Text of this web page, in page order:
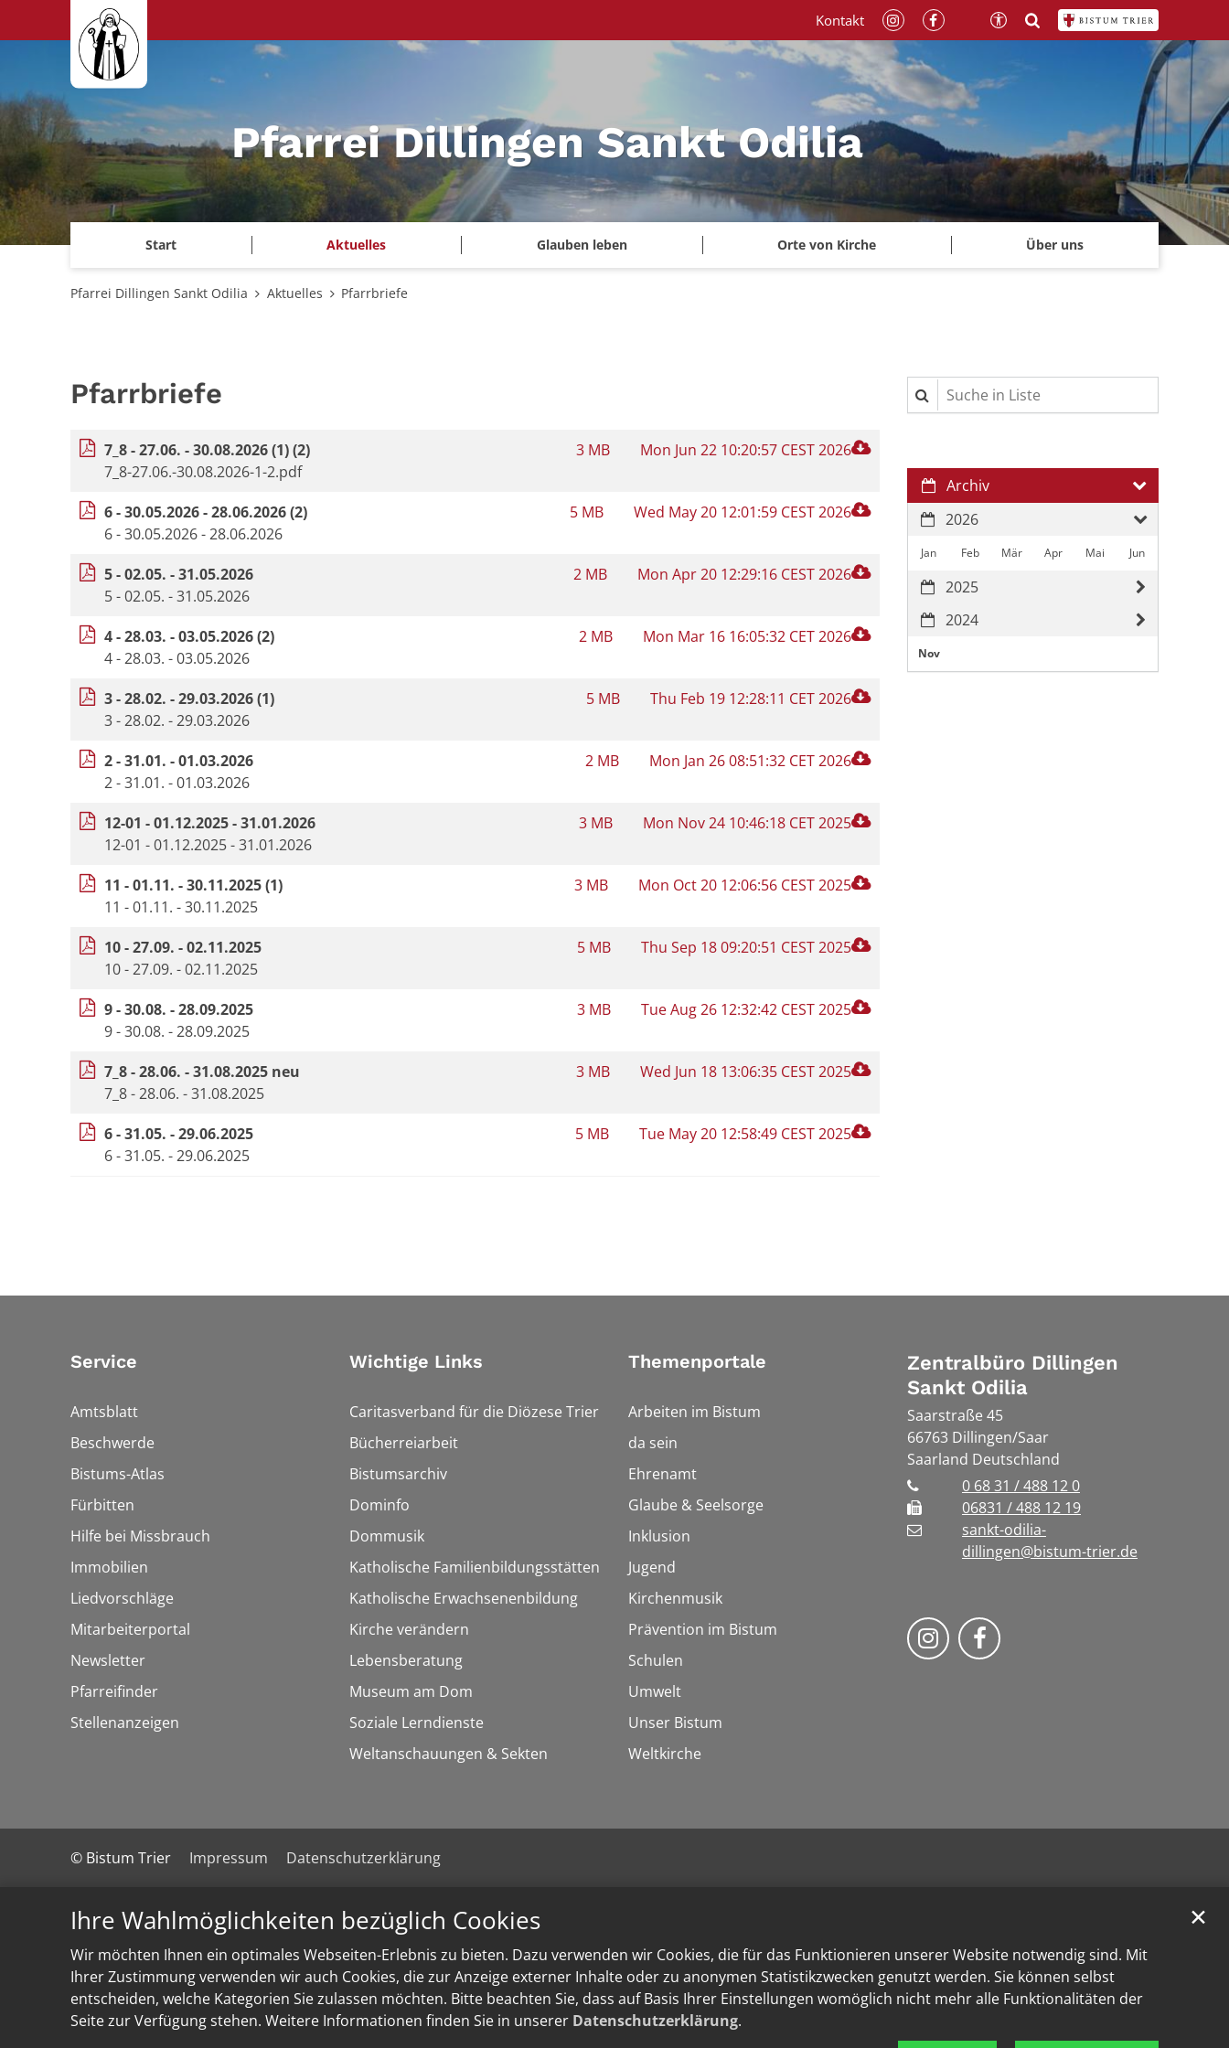
Ihre Wahlmöglichkeiten bezüglich Cookies
Wir möchten Ihnen ein optimales Webseiten-Erlebnis zu bieten. Dazu verwenden wir Cookies, die für das Funktionieren unserer Website notwendig sind. Mit
Ihrer Zustimmung verwenden wir auch Cookies, die zur Anzeige externer Inhalte oder zu anonymen Statistikzwecken genutzt werden. Sie können selbst
entscheiden, welche Kategorien Sie zulassen möchten. Bitte beachten Sie, dass auf Basis Ihrer Einstellungen womöglich nicht mehr alle Funktionalitäten der
Seite zur Verfügung stehen. Weitere Informationen finden Sie in unserer Datenschutzerklärung.
✕
Zum Inhalt springen
Pfarrei Dillingen Sankt Odilia
Start Aktuelles Glauben leben Orte von Kirche Über uns
Kontakt
Pfarrei Dillingen Sankt Odilia Aktuelles Pfarrbriefe
Pfarrbriefe
7_8 - 27.06. - 30.08.2026 (1) (2)
7_8-27.06.-30.08.2026-1-2.pdf
3 MB Mon Jun 22 10:20:57 CEST 2026
6 - 30.05.2026 - 28.06.2026 (2)
6 - 30.05.2026 - 28.06.2026
5 MB Wed May 20 12:01:59 CEST 2026
5 - 02.05. - 31.05.2026
5 - 02.05. - 31.05.2026
2 MB Mon Apr 20 12:29:16 CEST 2026
4 - 28.03. - 03.05.2026 (2)
4 - 28.03. - 03.05.2026
2 MB Mon Mar 16 16:05:32 CET 2026
3 - 28.02. - 29.03.2026 (1)
3 - 28.02. - 29.03.2026
5 MB Thu Feb 19 12:28:11 CET 2026
2 - 31.01. - 01.03.2026
2 - 31.01. - 01.03.2026
2 MB Mon Jan 26 08:51:32 CET 2026
12-01 - 01.12.2025 - 31.01.2026
12-01 - 01.12.2025 - 31.01.2026
3 MB Mon Nov 24 10:46:18 CET 2025
11 - 01.11. - 30.11.2025 (1)
11 - 01.11. - 30.11.2025
3 MB Mon Oct 20 12:06:56 CEST 2025
10 - 27.09. - 02.11.2025
10 - 27.09. - 02.11.2025
5 MB Thu Sep 18 09:20:51 CEST 2025
9 - 30.08. - 28.09.2025
9 - 30.08. - 28.09.2025
3 MB Tue Aug 26 12:32:42 CEST 2025
7_8 - 28.06. - 31.08.2025 neu
7_8 - 28.06. - 31.08.2025
3 MB Wed Jun 18 13:06:35 CEST 2025
6 - 31.05. - 29.06.2025
6 - 31.05. - 29.06.2025
5 MB Tue May 20 12:58:49 CEST 2025
Suche in Liste
Archiv
2026
Jan Feb Mär Apr Mai Jun
2025
2024
Nov
Service
Amtsblatt
Beschwerde
Bistums-Atlas
Fürbitten
Hilfe bei Missbrauch
Immobilien
Liedvorschläge
Mitarbeiterportal
Newsletter
Pfarreifinder
Stellenanzeigen
Wichtige Links
Caritasverband für die Diözese Trier
Bücherreiarbeit
Bistumsarchiv
Dominfo
Dommusik
Katholische Familienbildungsstätten
Katholische Erwachsenenbildung
Kirche verändern
Lebensberatung
Museum am Dom
Soziale Lerndienste
Weltanschauungen & Sekten
Themenportale
Arbeiten im Bistum
da sein
Ehrenamt
Glaube & Seelsorge
Inklusion
Jugend
Kirchenmusik
Prävention im Bistum
Schulen
Umwelt
Unser Bistum
Weltkirche
Zentralbüro Dillingen
Sankt Odilia
Saarstraße 45
66763 Dillingen/Saar
Saarland Deutschland
0 68 31 / 488 12 0
06831 / 488 12 19
sankt-odilia-
dillingen@bistum-trier.de
Bistum Trier auf Instragram
Bistum Trier auf Facebook
© Bistum Trier Impressum Datenschutzerklärung